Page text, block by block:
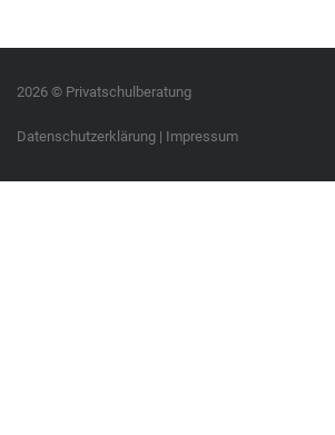
2026 © Privatschulberatung
Datenschutzerklärung | Impressum